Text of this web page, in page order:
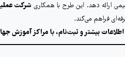
ارائه دهد. این طرح با همکاری شرکت
فراهم می‌کند.
بیشتر و ثبت‌نام، با مراکز آموزش